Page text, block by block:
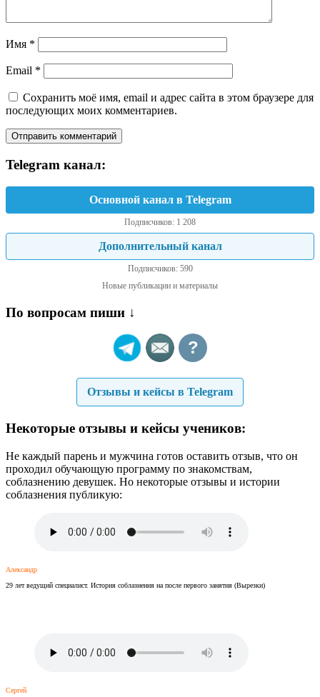
Имя *
Email *
Сохранить моё имя, email и адрес сайта в этом браузере для
последующих моих комментариев.
Telegram канал:
Основной канал в Telegram
Подписчиков: 1 208
Дополнительный канал
Подписчиков: 590
Новые публикации и материалы
По вопросам пиши ↓
?
Отзывы и кейсы в Telegram
Некоторые отзывы и кейсы учеников:
Не каждый парень и мужчина готов оставить отзыв, что он
проходил обучающую программу по знакомствам,
соблазнению девушек. Но некоторые отзывы и истории
соблазнения публикую:
Александр
29 лет ведущий специалист. История соблазнения на после первого занятия (Вырезки)
Сергей